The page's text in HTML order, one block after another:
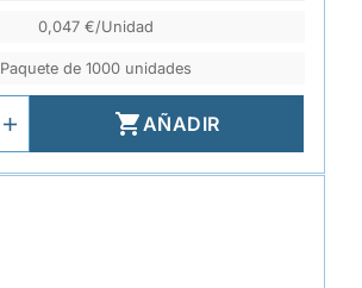
0,047 €/Unidad
Paquete de 1000 unidades
AÑADIR